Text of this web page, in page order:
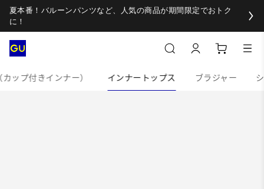
夏本番！バルーンパンツなど、人気の商品が期間限定でおトク
に！
ップ付きインナー） インナートップス ブラジャー